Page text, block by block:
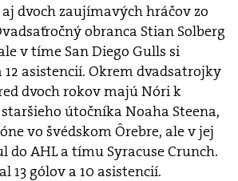
dvoch zaujímavých hráčov zo
obranca Stian Solberg
v tíme San Diego Gulls si
12 asistencií. Okrem dvadsatrojky
dvoch rokov majú Nóri k
útočníka Noaha Steena,
vo švédskom Ôrebre, ale v jej
do AHL a tímu Syracuse Crunch.
13 gólov a 10 asistencií.